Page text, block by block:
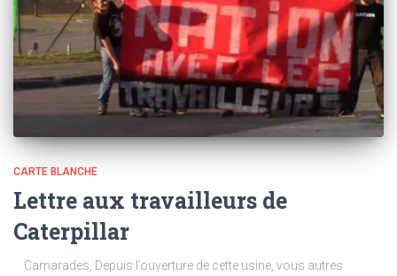
CARTE BLANCHE
Lettre aux travailleurs de
Caterpillar
Camarades, Depuis l’ouverture de cette usine, vous autres